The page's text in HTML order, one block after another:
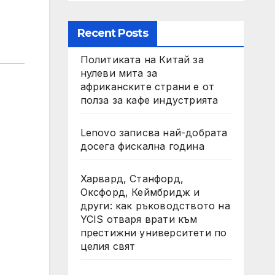
Recent Posts
Политиката на Китай за
нулеви мита за
африканските страни е от
полза за кафе индустрията
Lenovo записва най-добрата
досега фискална година
Харвард, Станфорд,
Оксфорд, Кеймбридж и
други: как ръководството на
YCIS отваря врати към
престижни университети по
целия свят